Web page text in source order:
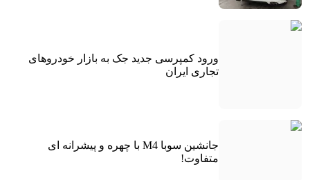
ورود کمپرسی جدید جک به بازار خودروهای
تجاری ایران
جانشین سوبا M4 با چهره و پیشرانه ای
متفاوت!